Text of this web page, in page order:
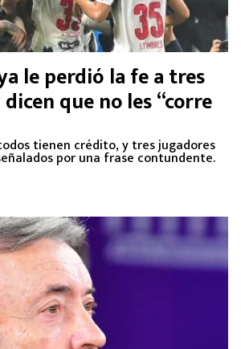
le perdió la fe a tres
que no les “corre
tienen crédito, y tres jugadores
por una frase contundente.